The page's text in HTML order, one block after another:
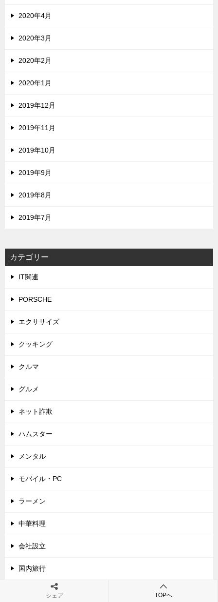
2020年4月
2020年3月
2020年2月
2020年1月
2019年12月
2019年11月
2019年10月
2019年9月
2019年8月
2019年7月
カテゴリー
IT関連
PORSCHE
エクササイズ
クッキング
クルマ
グルメ
ネット詐欺
ハムスター
メンタル
モバイル・PC
ラーメン
中華料理
会社設立
国内旅行
シェア TOPへ